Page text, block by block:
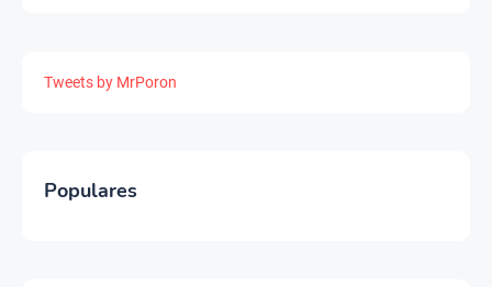
Tweets by MrPoron
Populares